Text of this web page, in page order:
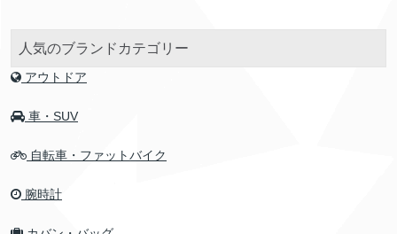
人気のブランドカテゴリー
アウトドア
車・SUV
自転車・ファットバイク
腕時計